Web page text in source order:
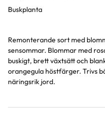
Buskplanta
Remonterande sort med
sensommar. Blommar med
buskigt, brett växtsätt och
orangegula höstfärger. Trivs
näringsrik jord.